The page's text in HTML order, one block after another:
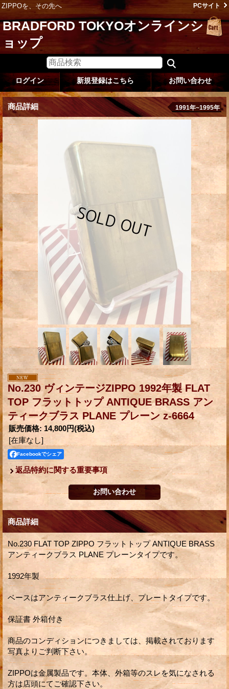
ZIPPOを、その先へ PCサイト
BRADFORD TOKYOオンラインシ
ョップ
ログイン 新規登録はこちら お問い合わせ
商品詳細 1991年~1995年
No.230 ヴィンテージZIPPO 1992年製 FLAT
TOP フラットトップ ANTIQUE BRASS アン
ティークブラス PLANE プレーン z-6664
販売価格: 14,800円(税込)
[在庫なし]
Facebookでシェア
返品特約に関する重要事項
商品詳細
No.230 FLAT TOP ZIPPO フラットトップ ANTIQUE BRASS
アンティークブラス PLANE プレーンタイプです。
1992年製
ベースはアンティークブラス仕上げ、プレートタイプです。
保証書 外箱付き
商品のコンディションにつきましては、掲載されております
写真よりご判断下さい。
ZIPPOは金属製品です。本体、外箱等のスレを気になされる
方は店頭にてご確認下さい。